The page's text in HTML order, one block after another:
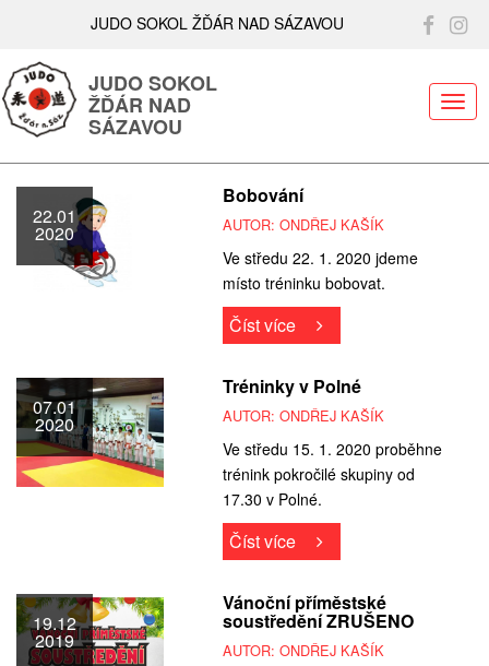
JUDO SOKOL ŽĎÁR NAD SÁZAVOU
JUDO SOKOL
ŽĎÁR NAD
SÁZAVOU
22.01
2020
Bobování
AUTOR: ONDŘEJ KAŠÍK
Ve středu 22. 1. 2020 jdeme
místo tréninku bobovat.
Číst více
07.01
2020
Tréninky v Polné
AUTOR: ONDŘEJ KAŠÍK
Ve středu 15. 1. 2020 proběhne
trénink pokročilé skupiny od
17.30 v Polné.
Číst více
19.12
2019
Vánoční příměstské
soustředění ZRUŠENO
AUTOR: ONDŘEJ KAŠÍK